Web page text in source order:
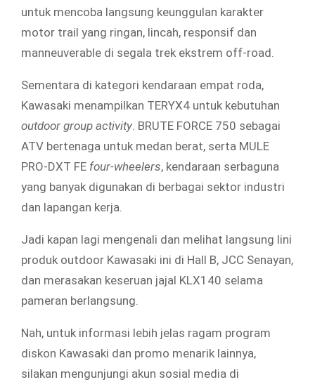
untuk mencoba langsung keunggulan karakter
motor trail yang ringan, lincah, responsif dan
manneuverable di segala trek ekstrem off-road.
Sementara di kategori kendaraan empat roda,
Kawasaki menampilkan TERYX4 untuk kebutuhan
outdoor group activity. BRUTE FORCE 750 sebagai
ATV bertenaga untuk medan berat, serta MULE
PRO-DXT FE four-wheelers, kendaraan serbaguna
yang banyak digunakan di berbagai sektor industri
dan lapangan kerja.
Jadi kapan lagi mengenali dan melihat langsung lini
produk outdoor Kawasaki ini di Hall B, JCC Senayan,
dan merasakan keseruan jajal KLX140 selama
pameran berlangsung.
Nah, untuk informasi lebih jelas ragam program
diskon Kawasaki dan promo menarik lainnya,
silakan mengunjungi akun sosial media di